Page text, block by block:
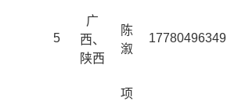
5
广
西、
陕西
陈
溆
17780496349
项